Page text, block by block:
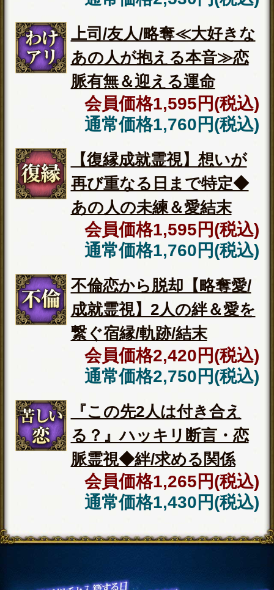
ビスを提供するためにのみ使用し、
使用することはありません。ご利用
の際は、当社「個人情報保護方針
（外部サイト）」に同意の上、必要
事項をご入力ください。
◆これから人生で何が起こるのか、
晩年まで知りたい方
晩年まで安泰【あなたの人生を導
く霊視/全録20項】訪れる運命＆幸福
◆片想いのあの人と恋人として本気
で結ばれたい方
⇒良縁結び離さない【2人の強い絆＆
運命/全30項】交際/結末◆宿縁霊視
◆この先、運命の伴侶とどのように
結ばれるのか知りたい方
名前/顔/声【生涯の伴侶を特定霊
視】あなたの結婚占◆入籍日＆夫婦
仲
◆あの人があなたに隠している本音
や不安をお伝えします
隠してもまる視え【本当の気持ち
伝える全20項】あの人の恋願望＆不
安